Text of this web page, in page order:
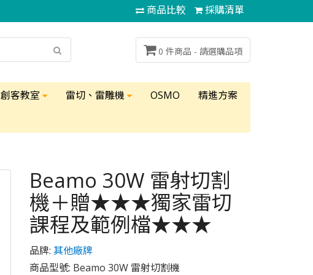
商品比較 採購清單
0 件商品 - 請選購品項
創客教室 雷切、雷雕機 OSMO
精進方案
Beamo 30W 雷射切割
機＋贈★★★獨家雷切
課程及範例檔★★★
品牌: 其他廠牌
商品型號: Beamo 30W 雷射切割機